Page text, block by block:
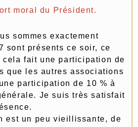
moral du Président.
sommes exactement
sont présents ce soir, ce
fait une participation de
que les autres associations
participation de 10 % à
Je suis très satisfait
est un peu vieillissante, de